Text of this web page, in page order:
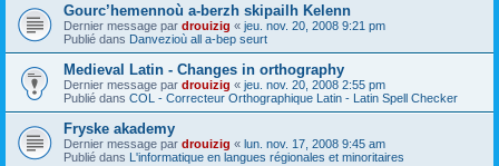
Gourc’hemennoù a-berzh skipailh Kelenn
Dernier message par drouizig « jeu. nov. 20, 2008 9:21 pm
Publié dans Danvezioù all a-bep seurt
Medieval Latin - Changes in orthography
Dernier message par drouizig « jeu. nov. 20, 2008 2:55 pm
Publié dans COL - Correcteur Orthographique Latin - Latin Spell Checker
Fryske akademy
Dernier message par drouizig « lun. nov. 17, 2008 9:45 am
Publié dans L'informatique en langues régionales et minoritaires